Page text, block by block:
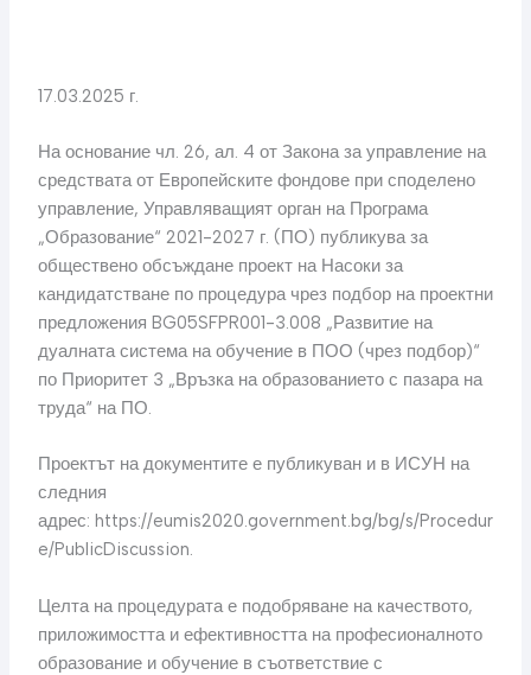
17.03.2025 г.
На основание чл. 26, ал. 4 от Закона за управление на
средствата от Европейските фондове при споделено
управление, Управляващият орган на Програма
„Образование“ 2021-2027 г. (ПО) публикува за
обществено обсъждане проект на Насоки за
кандидатстване по процедура чрез подбор на проектни
предложения BG05SFPR001-3.008 „Развитие на
дуалната система на обучение в ПОО (чрез подбор)“
по Приоритет 3 „Връзка на образованието с пазара на
труда“ на ПО.
Проектът на документите е публикуван и в ИСУН на
следния
адрес: https://eumis2020.government.bg/bg/s/Procedur
e/PublicDiscussion.
Целта на процедурата е подобряване на качеството,
приложимостта и ефективността на професионалното
образование и обучение в съответствие с